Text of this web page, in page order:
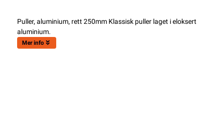
Puller, aluminium, rett 250mm Klassisk puller laget i eloksert
aluminium.
Mer info